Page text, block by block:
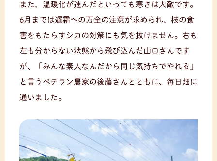
また、温暖化が進んだといっても寒さは大敵です。
6月までは遅霜への万全の注意が求められ、枝の食
害をもたらすシカの対策にも気を抜けません。右も
左も分からない状態から飛び込んだ山口さんです
が、「みんな素人なんだから同じ気持ちでやれる」
と言うベテラン農家の後藤さんとともに、毎日畑に
通いました。